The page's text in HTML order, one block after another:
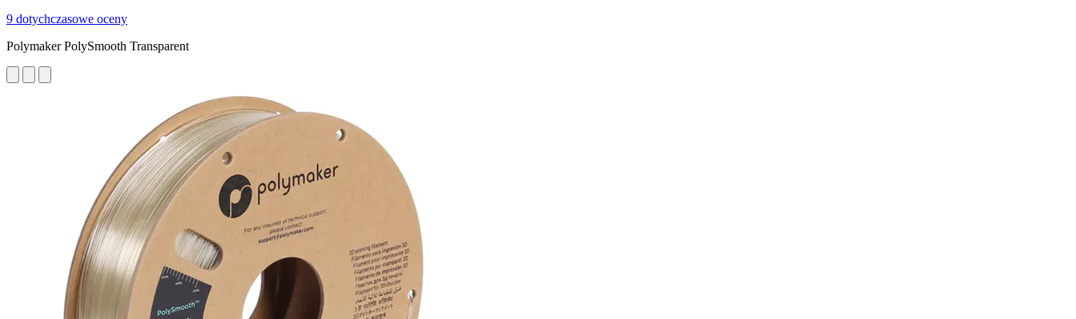
9 dotychczasowe oceny
Polymaker PolySmooth Transparent